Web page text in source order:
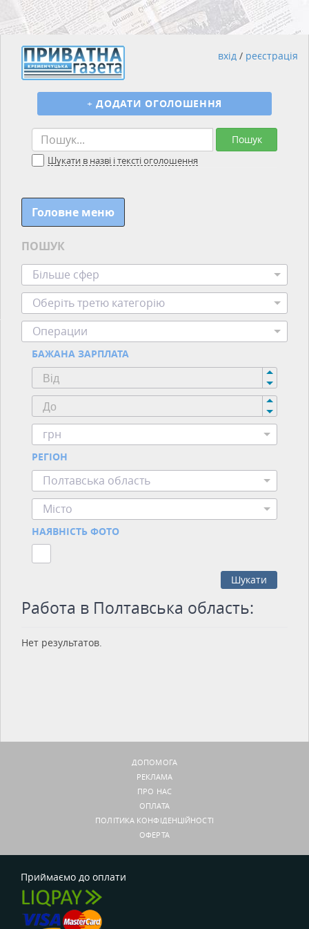
Пошук
Шукати в назві і тексті оголошення
+ ДОДАТИ ОГОЛОШЕННЯ
вхід / реєстрація
Головне меню
ПОШУК
Більше сфер
Оберіть третю категорію
Операции
БАЖАНА ЗАРПЛАТА
грн
РЕГІОН
Полтавська область
Місто
НАЯВНІСТЬ ФОТО
Шукати
Работа в Полтавська область:
Нет результатов.
ДОПОМОГА
РЕКЛАМА
ПРО НАС
ОПЛАТА
ПОЛІТИКА КОНФІДЕНЦІЙНОСТІ
ОФЕРТА
Приймаємо до оплати